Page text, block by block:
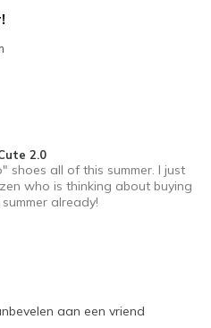
2.0
shoes all of this summer. I just
who is thinking about buying
already!
aan een vriend